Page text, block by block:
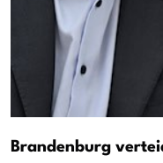
Brandenburg